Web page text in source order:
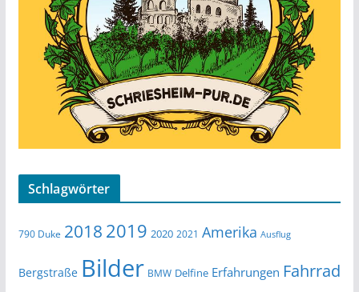
Schlagwörter
790 Duke 2018 2019 2020 2021 Amerika Ausflug
Bergstraße Bilder BMW Delfine Erfahrungen Fahrrad